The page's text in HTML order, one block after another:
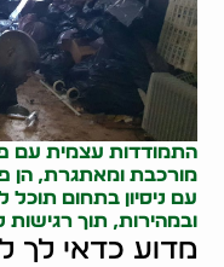
התמודדות עצמית עם
מורכבת ומאתגרת, הן
עם ניסיון בתחום
ובמהירות, תוך
מדוע כדאי לך